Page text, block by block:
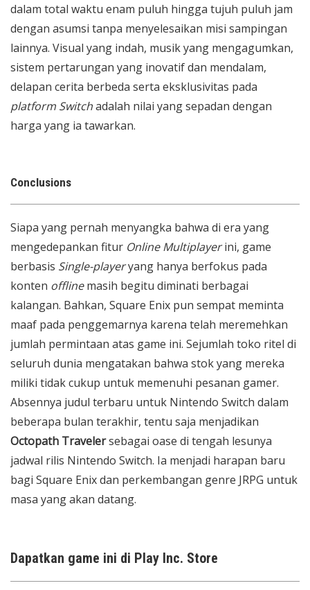
dalam total waktu enam puluh hingga tujuh puluh jam
dengan asumsi tanpa menyelesaikan misi sampingan
lainnya. Visual yang indah, musik yang mengagumkan,
sistem pertarungan yang inovatif dan mendalam,
delapan cerita berbeda serta eksklusivitas pada
platform Switchadalah nilai yang sepadan dengan
harga yang ia tawarkan.
Conclusions
Siapa yang pernah menyangka bahwa di era yang
mengedepankan fitur Online Multiplayerini, game
berbasis Single-playeryang hanya berfokus pada
konten offlinemasih begitu diminati berbagai
kalangan. Bahkan, Square Enix pun sempat meminta
maaf pada penggemarnya karena telah meremehkan
jumlah permintaan atas game ini. Sejumlah toko ritel di
seluruh dunia mengatakan bahwa stok yang mereka
miliki tidak cukup untuk memenuhi pesanan gamer.
Absennya judul terbaru untuk Nintendo Switch dalam
beberapa bulan terakhir, tentu saja menjadikan
Octopath Travelersebagai oase di tengah lesunya
jadwal rilis Nintendo Switch. Ia menjadi harapan baru
bagi Square Enix dan perkembangan genre JRPG untuk
masa yang akan datang.
Dapatkan game ini di Play Inc. Store